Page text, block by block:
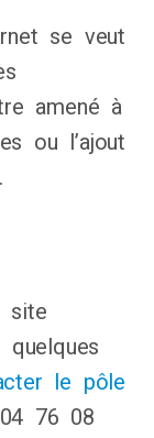
se veut
amené à
ou l’ajout
site
quelques
le pôle
76 08